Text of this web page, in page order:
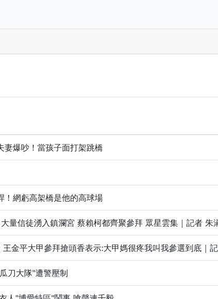
妻爆吵！當孩子面打架跳橋
！網虧高架橋是他的高球場
量信徒湧入鎮瀾宮 蔡賴柯都齊聚參拜 眾星雲集｜記者
金平大甲參拜搶頭香表示:大甲媽很疼我叫我參選到底｜
刀大隊"遭警壓制